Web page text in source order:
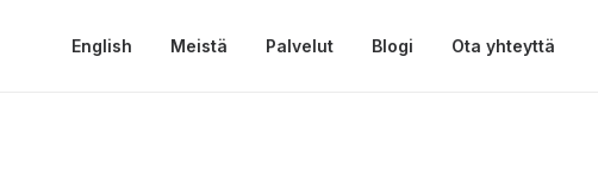
English Meistä Palvelut Blogi Ota yhteyttä